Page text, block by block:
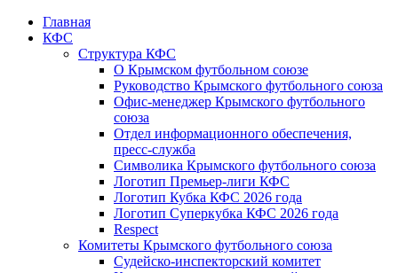
Главная
КФС
Структура КФС
О Крымском футбольном союзе
Руководство Крымского футбольного союза
Офис-менеджер Крымского футбольного
союза
Отдел информационного обеспечения,
пресс-служба
Символика Крымского футбольного союза
Логотип Премьер-лиги КФС
Логотип Кубка КФС 2026 года
Логотип Суперкубка КФС 2026 года
Respect
Комитеты Крымского футбольного союза
Судейско-инспекторский комитет